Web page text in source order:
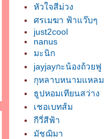
หัวใจสีม่วง
ศรเมฆา ฟ้าแว๊บๆ
just2cool
nanus
มะนิก
jayjayกะน้องถ้วยฟู
กุหลาบหนามแหลม
ธูปหอมเทียนสว่าง
เชอเบทส้ม
กีวี่สีฟ้า
มัชฌิมา